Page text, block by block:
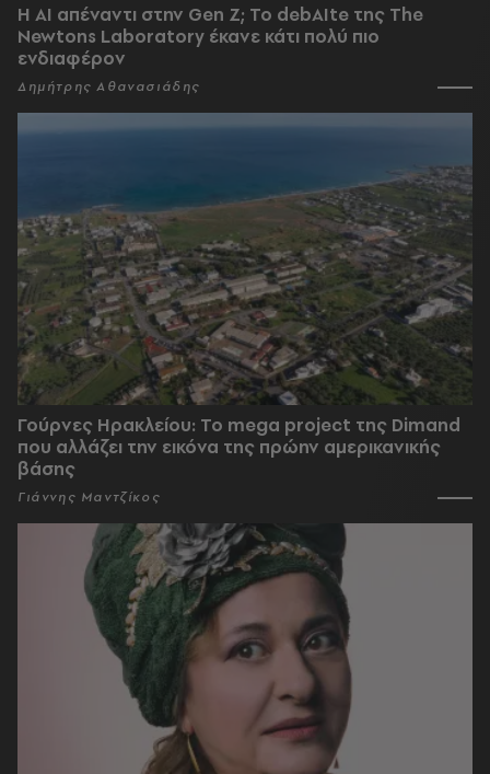
Η AI απέναντι στην Gen Z; Το debAIte της The
Newtons Laboratory έκανε κάτι πολύ πιο
ενδιαφέρον
Δημήτρης Αθανασιάδης
Γούρνες Ηρακλείου: To mega project της Dimand
που αλλάζει την εικόνα της πρώην αμερικανικής
βάσης
Γιάννης Μαντζίκος